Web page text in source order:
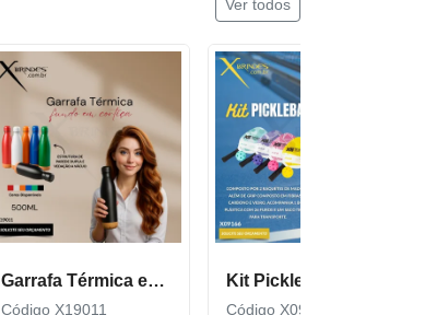
Ver todos
Garrafa Térmica em Inox com Fundo de Cortiça X19011
Código X19011 Código X09166